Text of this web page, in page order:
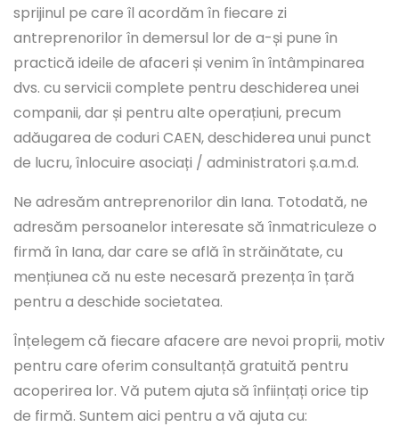
sprijinul pe care îl acordăm în fiecare zi
antreprenorilor în demersul lor de a-și pune în
practică ideile de afaceri și venim în întâmpinarea
dvs. cu servicii complete pentru deschiderea unei
companii, dar și pentru alte operațiuni, precum
adăugarea de coduri CAEN, deschiderea unui punct
de lucru, înlocuire asociați / administratori ș.a.m.d.
Ne adresăm antreprenorilor din Iana. Totodată, ne
adresăm persoanelor interesate să înmatriculeze o
firmă în Iana, dar care se află în străinătate, cu
mențiunea că nu este necesară prezența în țară
pentru a deschide societatea.
Înțelegem că fiecare afacere are nevoi proprii, motiv
pentru care oferim consultanță gratuită pentru
acoperirea lor. Vă putem ajuta să înființați orice tip
de firmă. Suntem aici pentru a vă ajuta cu: